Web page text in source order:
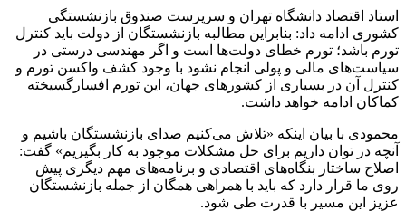
استاد اقتصاد دانشگاه تهران و سرپرست صندوق بازنشستگی
کشوری ادامه داد: بنابراین مطالبه بازنشستگان از دولت باید کنترل
تورم باشد؛ تورم خطای دولت‌ها است و اگر مهندسی درستی در
سیاست‌های مالی و پولی انجام نشود با وجود کشف واکسن تورم و
کنترل آن در بسیاری از کشورهای جهان، این تورم افسارگسیخته
کماکان ادامه خواهد داشت.
محمودی با بیان اینکه «تلاش می‌کنیم صدای بازنشستگان باشیم و
آنچه در توان داریم برای حل مشکلات موجود به کار بگیریم» گفت:
اصلاح ساختار بنگاه‌های اقتصادی و برنامه‌های مهم دیگری پیش
روی ما قرار دارد که باید با همراهی همگان از جمله بازنشستگان
عزیز این مسیر با قدرت طی شود.